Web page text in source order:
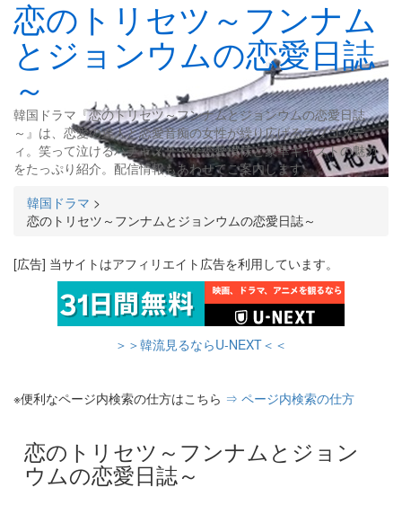
恋のトリセツ～フンナム
とジョンウムの恋愛日誌
～
韓国ドラマ『恋のトリセツ～フンナムとジョンウムの恋愛日誌
～』は、恋愛の達人と恋愛音痴の女性が繰り広げるラブコメデ
ィ。笑って泣けるハチャメチャな恋愛模様と豪華キャストの魅力
をたっぷり紹介。配信情報もあわせてご案内します。
韓国ドラマ >
恋のトリセツ～フンナムとジョンウムの恋愛日誌～
[広告] 当サイトはアフィリエイト広告を利用しています。
＞＞韓流見るならU-NEXT＜＜
※便利なページ内検索の仕方はこちら ⇒ ページ内検索の仕方
恋のトリセツ～フンナムとジョン
ウムの恋愛日誌～